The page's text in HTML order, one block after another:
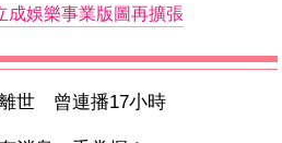
成娛樂事業版圖再擴張
世 曾連播17小時